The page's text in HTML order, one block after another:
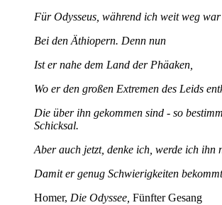
Für Odysseus, während ich weit weg war
Bei den Äthiopern. Denn nun
Ist er nahe dem Land der Phäaken,
Wo er den großen Extremen des Leids
Die über ihn gekommen sind - so
Schicksal.
Aber auch jetzt, denke ich, werde ich ihn
Damit er genug Schwierigkeiten
Homer, Die Odyssee, Fünfter Gesang